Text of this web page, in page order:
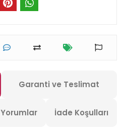
Garanti ve Teslimat
Yorumlar İade Koşulları